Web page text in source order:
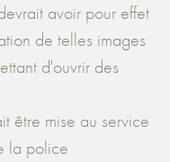
avoir pour effet
de telles images
d'ouvrir des
être mise au service
la police